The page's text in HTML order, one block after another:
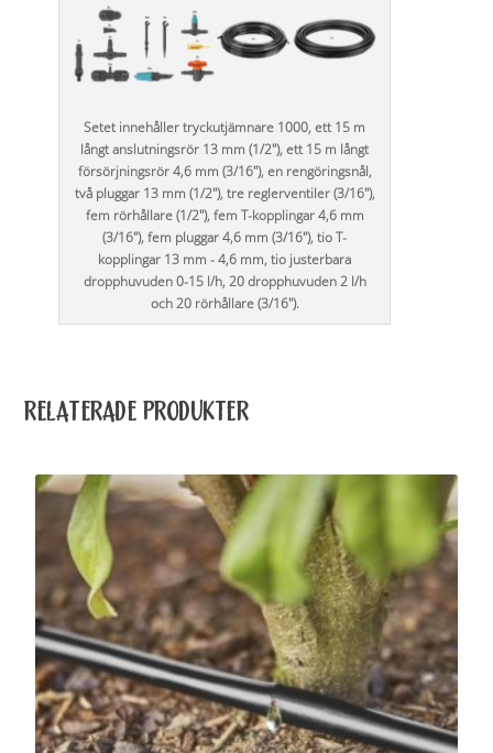
Setet innehåller tryckutjämnare 1000, ett 15 m
långt anslutningsrör 13 mm (1/2"), ett 15 m långt
försörjningsrör 4,6 mm (3/16"), en rengöringsnål,
två pluggar 13 mm (1/2"), tre reglerventiler (3/16"),
fem rörhållare (1/2"), fem T-kopplingar 4,6 mm
(3/16"), fem pluggar 4,6 mm (3/16"), tio T-
kopplingar 13 mm - 4,6 mm, tio justerbara
dropphuvuden 0-15 l/h, 20 dropphuvuden 2 l/h
och 20 rörhållare (3/16").
RELATERADE PRODUKTER